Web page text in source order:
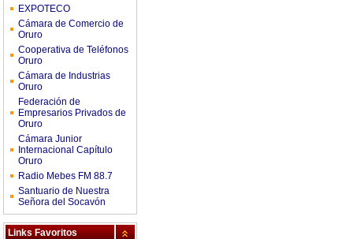
EXPOTECO
Cámara de Comercio de
Oruro
Cooperativa de Teléfonos
Oruro
Cámara de Industrias
Oruro
Federación de
Empresarios Privados de
Oruro
Cámara Junior
Internacional Capítulo
Oruro
Radio Mebes FM 88.7
Santuario de Nuestra
Señora del Socavón
Links Favoritos